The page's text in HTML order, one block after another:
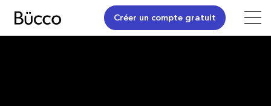
Créer un compte gratuit